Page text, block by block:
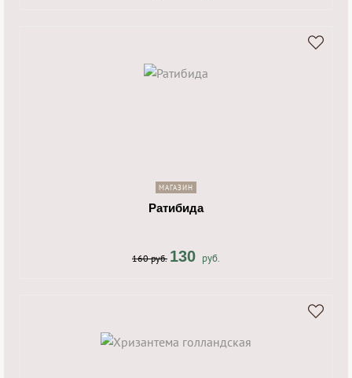
МАГАЗИН
Ратибида
160 руб. 130 руб.